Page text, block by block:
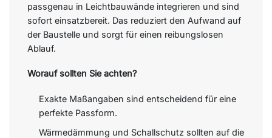
passgenau in Leichtbauwände integrieren und sind
sofort einsatzbereit. Das reduziert den Aufwand auf
der Baustelle und sorgt für einen reibungslosen
Ablauf.
Worauf sollten Sie achten?
Exakte Maßangaben sind entscheidend für eine
perfekte Passform.
Wärmedämmung und Schallschutz sollten auf die